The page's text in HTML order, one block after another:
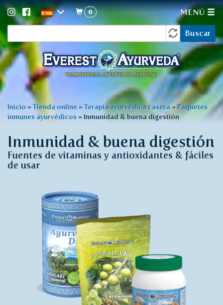
Pasar
al
contenido
principal
de
búsqueda
Buscar
0 MENÚ
Usted
está
aquí
Inicio »Tienda online »Terapia ayurvédica casera» Paquetes
inmunes ayurvédicos » Inmunidad & buena digestión
Inmunidad & buena digestión
Fuentes de vitaminas y antioxidantes & fáciles
de usar